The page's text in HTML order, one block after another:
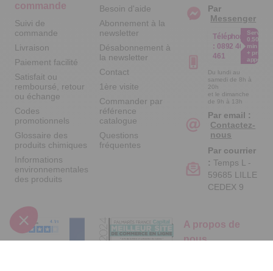
commande
Suivi de
commande
Livraison
Paiement facilité
Satisfait ou
remboursé, retour
ou échange
Codes
promotionnels
Glossaire des
produits chimiques
Informations
environnementales
des produits
Besoin d'aide
Abonnement à la
newsletter
Désabonnement à
la newsletter
Contact
1ère visite
Commander par
référence
catalogue
Questions
fréquentes
A propos de
nous
Par
Messenger
Téléphone
: 0892 461
461
Service
0.50€ /
min
+ prix
appel
Du lundi au
samedi de 8h à
20h
et le dimanche
de 9h à 13h
Par email :
Contactez-
nous
Par courrier
: Temps L -
59685 LILLE
CEDEX 9